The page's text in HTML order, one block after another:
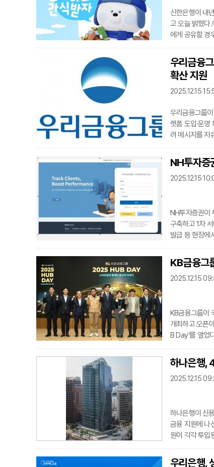
신한은행이 내
고 오늘 밝혔다
에게 공유할 경
환전 및 수령한
중 총 1,900명
치킨 10개
우리금융
확산 지원
2025.12.15
우리금융그룹
랫폼 도입·운영
려 메시지를 자
입한 후 올해
다.SGI서울보
하여
NH투자증
2025.12.15
NH투자증권이
구축하고 1차
발급 등 현장에
으로 최적화되
업 활동 중에
게 향상될 것으
KB금융그
2025.12.15
KB금융그룹이
개최하고 오픈
B Day’를 열었
업들의 투자 유
T부문장, 이재
관 기관 관계
하나은행,
2025.12.15
하나은행이 신
금융 지원에 나
원이 각각 투입
모의 생산적 금
우리은행,